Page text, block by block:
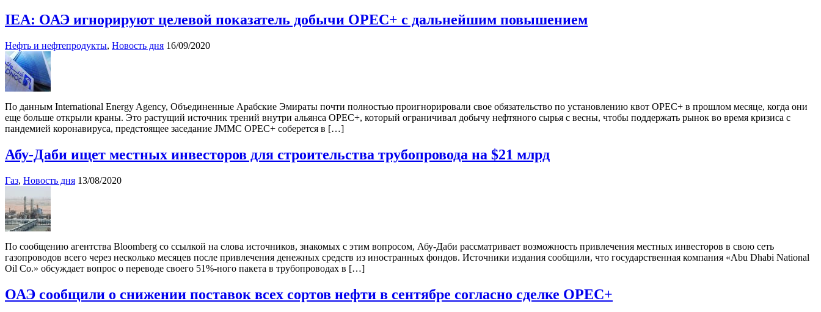
IEA: ОАЭ игнорируют целевой показатель добычи OPEC+ с дальнейшим повышением
Нефть и нефтепродукты, Новость дня 16/09/2020
По данным International Energy Agency, Объединенные Арабские Эмираты почти полностью проигнорировали свое обязательство по установлению квот OPEC+ в прошлом месяце, когда они
еще больше открыли краны. Это растущий источник трений внутри альянса OPEC+, который ограничивал добычу нефтяного сырья с весны, чтобы поддержать рынок во время кризиса с
пандемией коронавируса, предстоящее заседание JMMC OPEC+ соберется в […]
Абу-Даби ищет местных инвесторов для строительства трубопровода на $21 млрд
Газ, Новость дня 13/08/2020
По сообщению агентства Bloomberg со ссылкой на слова источников, знакомых с этим вопросом, Абу-Даби рассматривает возможность привлечения местных инвесторов в свою сеть
газопроводов всего через несколько месяцев после привлечения денежных средств из иностранных фондов. Источники издания сообщили, что государственная компания «Abu Dhabi National
Oil Co.» обсуждает вопрос о переводе своего 51%-ного пакета в трубопроводах в […]
ОАЭ сообщили о снижении поставок всех сортов нефти в сентябре согласно сделке OPEC+